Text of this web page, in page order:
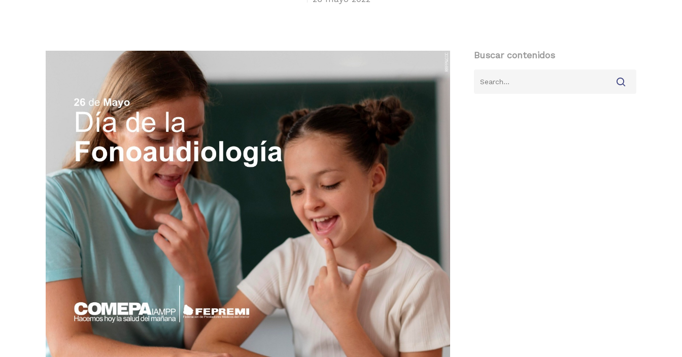
Hit enter to search or ESC to close Buscar contenidos